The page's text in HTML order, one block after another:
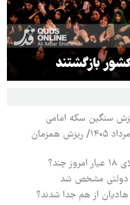
را در منطقه درمانده
قیمت محصولات ایران خودرو چهارشنبه ۱۴ مرداد ۱۴۰۵/ ریزش همزمان
دولتی مشخص شد
هادیان از هم جدا شدند؟